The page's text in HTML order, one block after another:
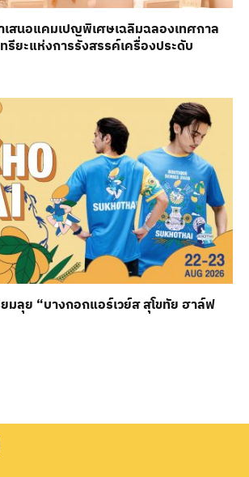
สนอแคมเปญพิเศษเฉลิมฉลองเทศกาล
ยะแห่งการรังสรรค์เครื่องประดับ
ลุย “บางกอกแอร์เวย์ส สุโขทัย ฮาล์ฟ